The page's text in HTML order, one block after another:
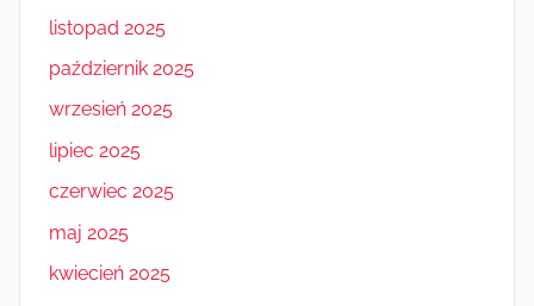
listopad 2025
październik 2025
wrzesień 2025
lipiec 2025
czerwiec 2025
maj 2025
kwiecień 2025